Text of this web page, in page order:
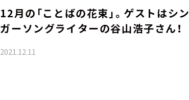
12月の「ことばの花束」。ゲストはシン
ガーソングライターの谷山浩子さん！
2021.12.11